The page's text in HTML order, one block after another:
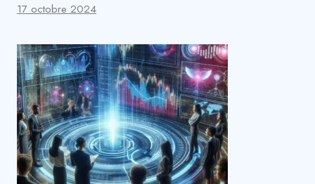
17 octobre 2024